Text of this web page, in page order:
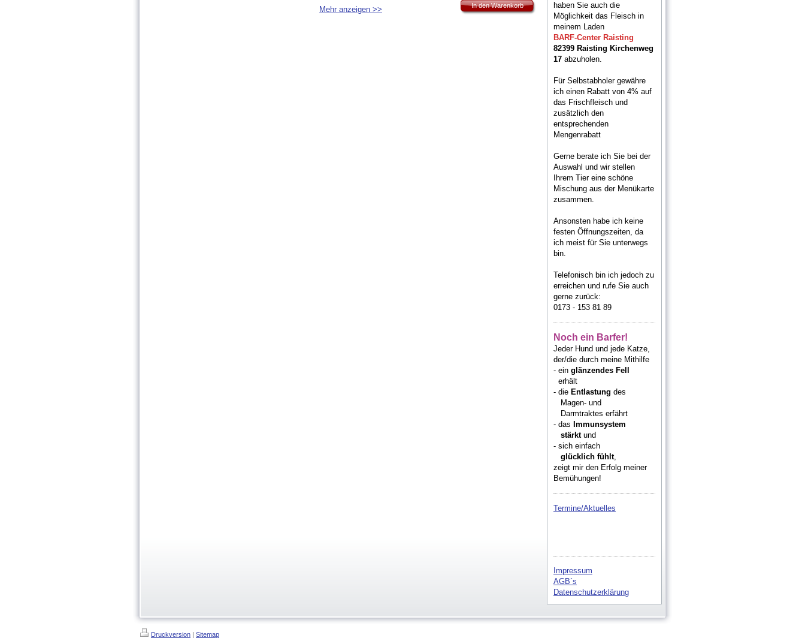
In den Warenkorb
Mehr anzeigen >>
haben Sie auch die
Möglichkeit das Fleisch in
meinem Laden
BARF-Center Raisting
82399 Raisting Kirchenweg
17 abzuholen.
Für Selbstabholer gewähre
ich einen Rabatt von 4% auf
das Frischfleisch und
zusätzlich den
entsprechenden
Mengenrabatt
Gerne berate ich Sie bei der
Auswahl und wir stellen
Ihrem Tier eine schöne
Mischung aus der Menükarte
zusammen.
Ansonsten habe ich keine
festen Öffnungszeiten, da
ich meist für Sie unterwegs
bin.
Telefonisch bin ich jedoch zu
erreichen und rufe Sie auch
gerne zurück:
0173 - 153 81 89
Noch ein Barfer!
Jeder Hund und jede Katze,
der/die durch meine Mithilfe
- ein glänzendes Fell
erhält
- die Entlastung des
Magen- und
Darmtraktes erfährt
- das Immunsystem
stärktund
- sich einfach
glücklich fühlt,
zeigt mir den Erfolg meiner
Bemühungen!
Termine/Aktuelles
Impressum
AGB´s
Datenschutzerklärung
Druckversion | Sitemap